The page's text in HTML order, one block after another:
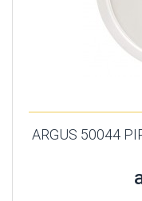
ARGUS 50044